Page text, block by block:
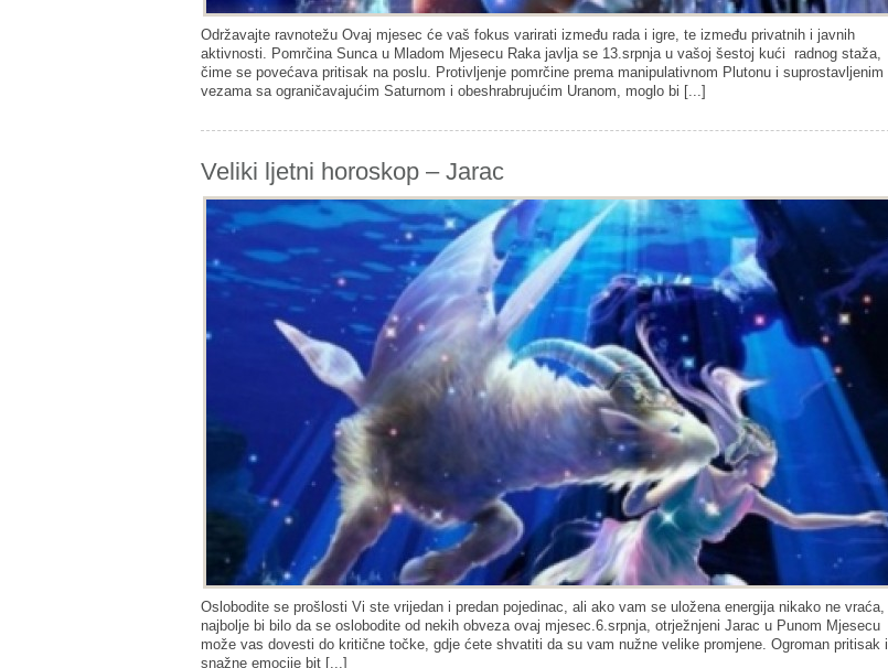
Održavajte ravnotežu Ovaj mjesec će vaš fokus varirati između rada i igre, te između privatnih i javnih
aktivnosti. Pomrčina Sunca u Mladom Mjesecu Raka javlja se 13.srpnja u vašoj šestoj kući radnog staža,
čime se povećava pritisak na poslu. Protivljenje pomrčine prema manipulativnom Plutonu i suprostavljenim
vezama sa ograničavajućim Saturnom i obeshrabrujućim Uranom, moglo bi [...]
Veliki ljetni horoskop – Jarac
Oslobodite se prošlosti Vi ste vrijedan i predan pojedinac, ali ako vam se uložena energija nikako ne vraća,
najbolje bi bilo da se oslobodite od nekih obveza ovaj mjesec.6.srpnja, otrježnjeni Jarac u Punom Mjesecu
može vas dovesti do kritične točke, gdje ćete shvatiti da su vam nužne velike promjene. Ogroman pritisak i
snažne emocije bit [...]